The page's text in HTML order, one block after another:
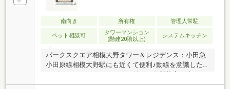
南向き 所有権 管理人常駐
ペット相談可
タワーマンション
(階建20階以上)
システムキッチン
パークスクエア相模大野タワー＆レジデンス：小田急
小田原線相模大野駅にも近くて便利♪動線を意識した
ます♪専有面積78.2㎡以上あるので広々と使えます♪地